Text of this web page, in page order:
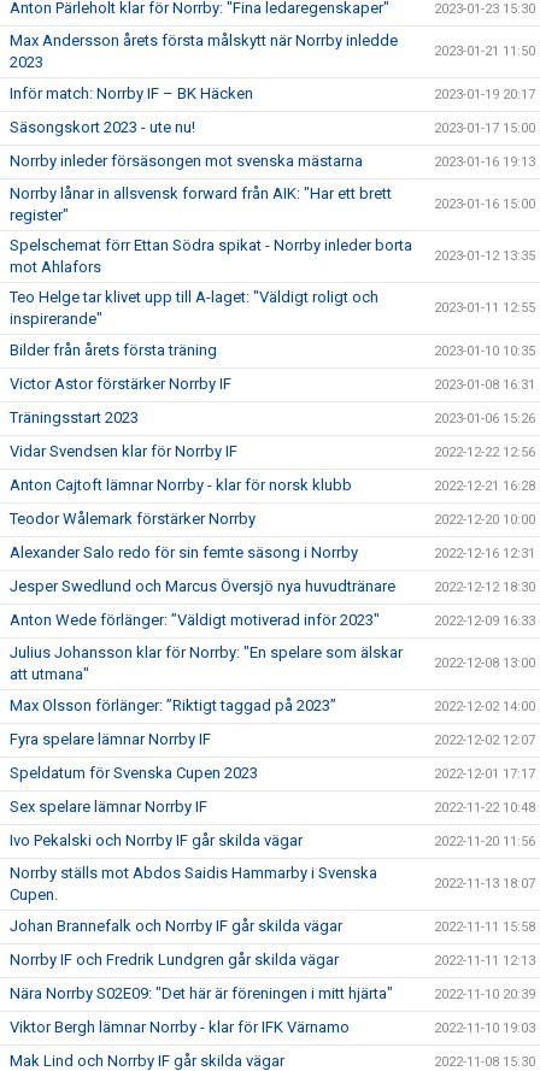
Anton Pärleholt klar för Norrby: "Fina ledaregenskaper" 2023-01-23 15:30
Max Andersson årets första målskytt när Norrby inledde
2023
2023-01-21 11:50
Inför match: Norrby IF – BK Häcken 2023-01-19 20:17
Säsongskort 2023 - ute nu! 2023-01-17 15:00
Norrby inleder försäsongen mot svenska mästarna 2023-01-16 19:13
Norrby lånar in allsvensk forward från AIK: "Har ett brett
register"
2023-01-16 15:00
Spelschemat förr Ettan Södra spikat - Norrby inleder borta
mot Ahlafors
2023-01-12 13:35
Teo Helge tar klivet upp till A-laget: "Väldigt roligt och
inspirerande"
2023-01-11 12:55
Bilder från årets första träning 2023-01-10 10:35
Victor Astor förstärker Norrby IF 2023-01-08 16:31
Träningsstart 2023 2023-01-06 15:26
Vidar Svendsen klar för Norrby IF 2022-12-22 12:56
Anton Cajtoft lämnar Norrby - klar för norsk klubb 2022-12-21 16:28
Teodor Wålemark förstärker Norrby 2022-12-20 10:00
Alexander Salo redo för sin femte säsong i Norrby 2022-12-16 12:31
Jesper Swedlund och Marcus Översjö nya huvudtränare 2022-12-12 18:30
Anton Wede förlänger: ”Väldigt motiverad inför 2023" 2022-12-09 16:33
Julius Johansson klar för Norrby: "En spelare som älskar
att utmana"
2022-12-08 13:00
Max Olsson förlänger: ”Riktigt taggad på 2023” 2022-12-02 14:00
Fyra spelare lämnar Norrby IF 2022-12-02 12:07
Speldatum för Svenska Cupen 2023 2022-12-01 17:17
Sex spelare lämnar Norrby IF 2022-11-22 10:48
Ivo Pekalski och Norrby IF går skilda vägar 2022-11-20 11:56
Norrby ställs mot Abdos Saidis Hammarby i Svenska
Cupen.
2022-11-13 18:07
Johan Brannefalk och Norrby IF går skilda vägar 2022-11-11 15:58
Norrby IF och Fredrik Lundgren går skilda vägar 2022-11-11 12:13
Nära Norrby S02E09: "Det här är föreningen i mitt hjärta" 2022-11-10 20:39
Viktor Bergh lämnar Norrby - klar för IFK Värnamo 2022-11-10 19:03
Mak Lind och Norrby IF går skilda vägar 2022-11-08 15:30